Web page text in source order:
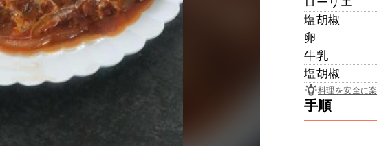
塩胡椒
卵
牛乳
塩胡椒
料理を安全に
手順